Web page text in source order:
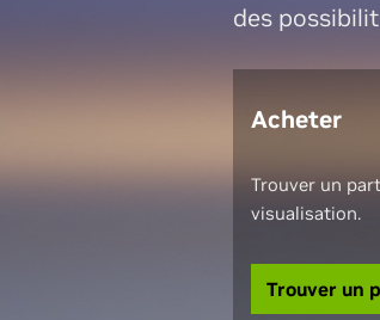
des
Acheter
Trouver un
visualisation.
Trouver un